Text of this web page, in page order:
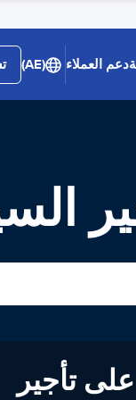
دعم العملاء (AE)
إلى 20% على تأجير